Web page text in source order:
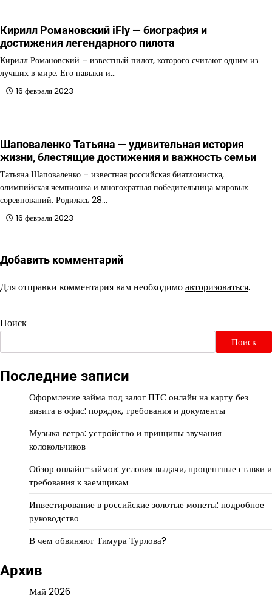
Кирилл Романовский iFly — биография и
достижения легендарного пилота
Кирилл Романовский – известный пилот, которого считают одним из
лучших в мире. Его навыки и…
16 февраля 2023
Шаповаленко Татьяна — удивительная история
жизни, блестящие достижения и важность семьи
Татьяна Шаповаленко – известная российская биатлонистка,
олимпийская чемпионка и многократная победительница мировых
соревнований. Родилась 28…
16 февраля 2023
Добавить комментарий
Для отправки комментария вам необходимоавторизоваться.
Поиск
Поиск
Последние записи
Оформление займа под залог ПТС онлайн на карту без
визита в офис: порядок, требования и документы
Музыка ветра: устройство и принципы звучания
колокольчиков
Обзор онлайн-займов: условия выдачи, процентные ставки и
требования к заемщикам
Инвестирование в российские золотые монеты: подробное
руководство
В чем обвиняют Тимура Турлова?
Архив
Май 2026